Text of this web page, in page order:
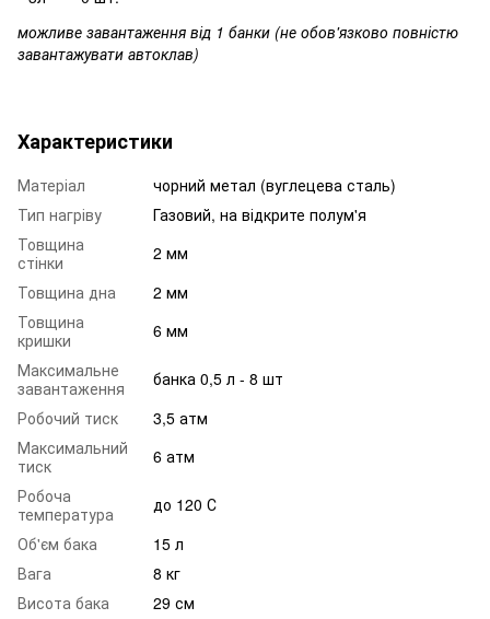
можливе завантаження від 1 банки (не обов'язково повністю
завантажувати автоклав)
Характеристики
Матеріал
чорний метал (вуглецева сталь)
Тип нагріву
Газовий, на відкрите полум'я
Товщина
стінки
2 мм
Товщина дна
2 мм
Товщина
кришки
6 мм
Максимальне
завантаження
банка 0,5 л - 8 шт
Робочий тиск
3,5 атм
Максимальний
тиск
6 атм
Робоча
температура
до 120 С
Об'єм бака
15 л
Вага
8 кг
Висота бака
29 см